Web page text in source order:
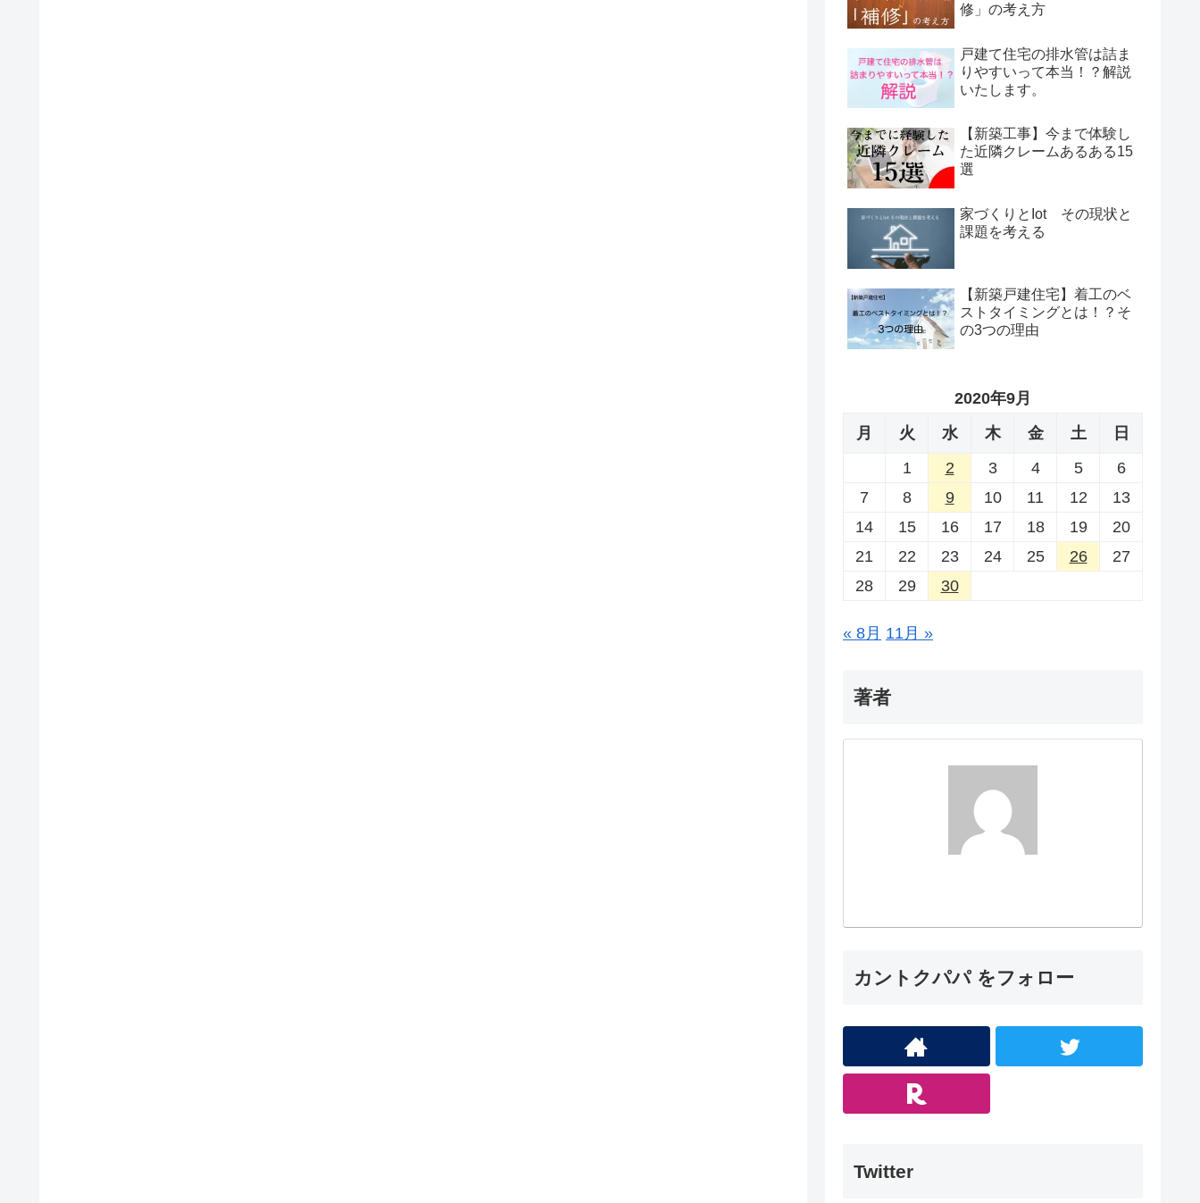
修」の考え方
戸建て住宅の排水管は詰ま
りやすいって本当！？解説
いたします。
【新築工事】今まで体験し
た近隣クレームあるある15
選
家づくりとIot その現状と
課題を考える
【新築戸建住宅】着工のベ
ストタイミングとは！？そ
の3つの理由
2020年9月
月
火 水 木 金 土
日
1
2 3 4 5
6
7
8 9 10 11 12
13
14
15 16 17 18 19
20
21
22 23 24 25 26
27
28
29 30
« 8月 11月 »
著者
カントクパパ をフォロー
Twitter